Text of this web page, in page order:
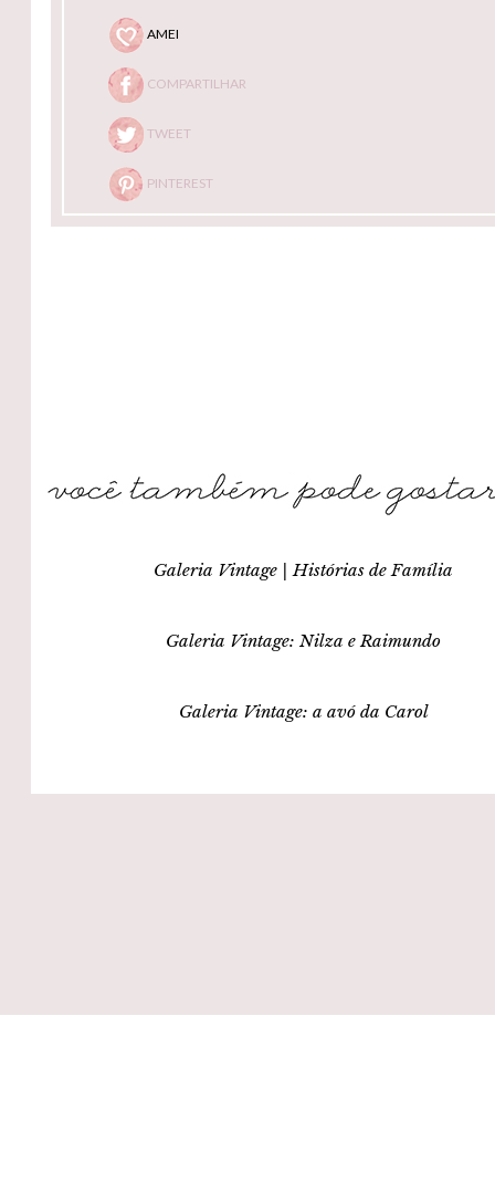
AMEI
COMPARTILHAR
TWEET
PINTEREST
Galeria Vintage | Histórias de Família
Galeria Vintage: Nilza e Raimundo
Galeria Vintage: a avó da Carol